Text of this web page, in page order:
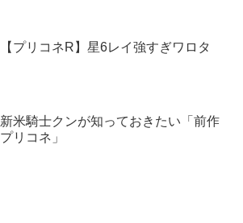
【プリコネR】星6レイ強すぎワロタ
新米騎士クンが知っておきたい「前作
プリコネ」